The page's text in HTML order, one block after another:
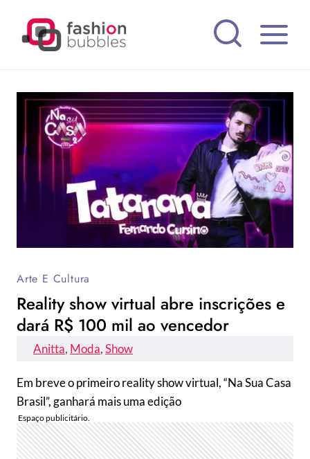
Arte E Cultura
Reality show virtual abre inscrições e
dará R$ 100 mil ao vencedor
Anitta, Moda, Show
Em breve o primeiro reality show virtual, “Na Sua Casa
Brasil”, ganhará mais uma edição